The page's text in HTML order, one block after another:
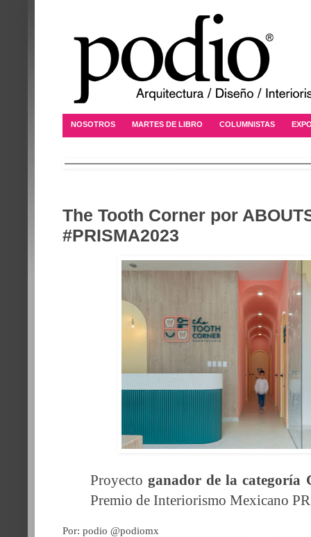
NOSOTROS MARTES DE LIBRO COLUMNISTAS
The Tooth Corner por
#PRISMA2023
Proyectoganador de la categoría
Premio de Interiorismo Mexicano
Por: podio @podiomx